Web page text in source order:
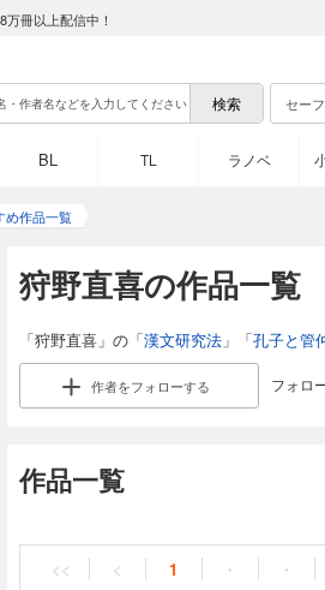
冊以上配信中！
セー
BL TL ラノベ
め作品一覧
狩野直喜の作品一覧
「狩野直喜」の「漢文研究法 」「孔子と管
作者をフォローする フォロ
作品一覧
<< < 1 ・ ・